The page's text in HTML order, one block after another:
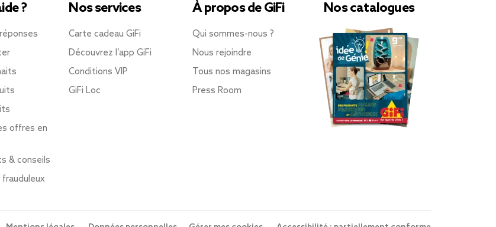
?
offres en
& conseils
Nos services
Carte cadeau GiFi
Découvrez l’app GiFi
Conditions VIP
GiFi Loc
À propos de GiFi
Qui sommes-nous ?
Nous rejoindre
Tous nos magasins
Press Room
Nos catalogues